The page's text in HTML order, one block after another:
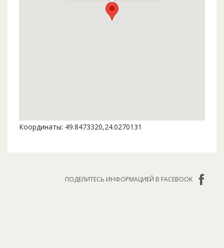
Координаты: 49.8473320,24.0270131
ПОДЕЛИТЕСЬ ИНФОРМАЦИЕЙ В FACEBOOK